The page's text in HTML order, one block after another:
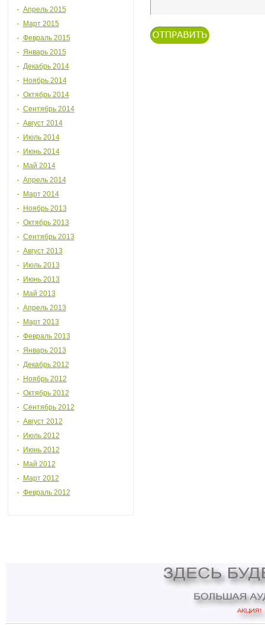
Апрель 2015
Март 2015
Февраль 2015
Январь 2015
Декабрь 2014
Ноябрь 2014
Октябрь 2014
Сентябрь 2014
Август 2014
Июль 2014
Июнь 2014
Май 2014
Апрель 2014
Март 2014
Ноябрь 2013
Октябрь 2013
Сентябрь 2013
Август 2013
Июль 2013
Июнь 2013
Май 2013
Апрель 2013
Март 2013
Февраль 2013
Январь 2013
Декабрь 2012
Ноябрь 2012
Октябрь 2012
Сентябрь 2012
Август 2012
Июль 2012
Июнь 2012
Май 2012
Март 2012
Февраль 2012